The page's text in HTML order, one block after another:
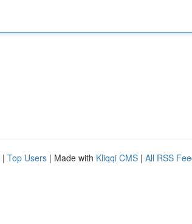
| Top Users | Made with Kliqqi CMS | All RSS